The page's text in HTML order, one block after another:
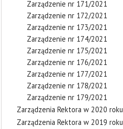
Zarządzenie nr 171/2021
Zarządzenie nr 172/2021
Zarządzenie nr 173/2021
Zarządzenie nr 174/2021
Zarządzenie nr 175/2021
Zarządzenie nr 176/2021
Zarządzenie nr 177/2021
Zarządzenie nr 178/2021
Zarządzenie nr 179/2021
Zarządzenia Rektora w 2020 roku
Zarządzenia Rektora w 2019 roku